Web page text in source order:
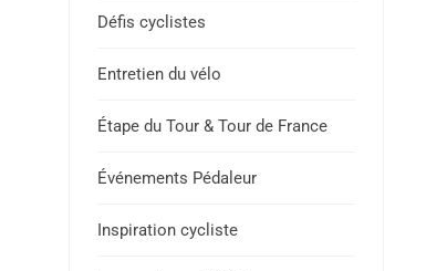
Défis cyclistes
Entretien du vélo
Étape du Tour & Tour de France
Événements Pédaleur
Inspiration cycliste